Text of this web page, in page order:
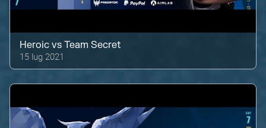
Heroic vsTeam Secret
15 lug 2021